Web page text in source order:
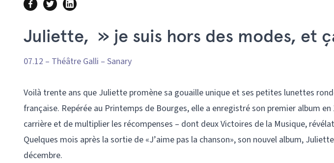
Juliette, » je suis hors des modes, et
07.12 – Théâtre Galli – Sanary
Voilà trente ans que Juliette promène sa gouaille unique et ses petites lunettes
française. Repérée au Printemps de Bourges, elle a enregistré son premier album
carrière et de multiplier les récompenses – dont deux Victoires de la Musique,
Quelques mois après la sortie de «J’aime pas la chanson», son nouvel album,
décembre.